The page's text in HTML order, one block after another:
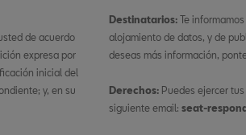
de acuerdo
expresa por
inicial del
y, en su
Destinatarios: Te
alojamiento de datos, y de
deseas más información,
Derechos: Puedes ejercer
siguiente email: seat-